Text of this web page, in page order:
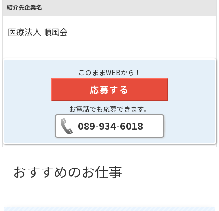
紹介先企業名
医療法人 順風会
このままWEBから！
応募する
お電話でも応募できます。
089-934-6018
おすすめのお仕事